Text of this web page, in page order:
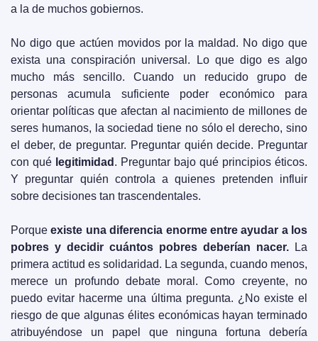
a la de muchos gobiernos.
No digo que actúen movidos por la maldad. No digo que
exista una conspiración universal. Lo que digo es algo
mucho más sencillo. Cuando un reducido grupo de
personas acumula suficiente poder económico para
orientar políticas que afectan al nacimiento de millones de
seres humanos, la sociedad tiene no sólo el derecho, sino
el deber, de preguntar. Preguntar quién decide. Preguntar
con qué legitimidad . Preguntar bajo qué principios éticos.
Y preguntar quién controla a quienes pretenden influir
sobre decisiones tan trascendentales.
Porque existe una diferencia enorme entre ayudar a los
pobres y decidir cuántos pobres deberían nacer.
La
primera actitud es solidaridad. La segunda, cuando menos,
merece un profundo debate moral. Como creyente, no
puedo evitar hacerme una última pregunta. ¿No existe el
riesgo de que algunas élites económicas hayan terminado
atribuyéndose un papel que ninguna fortuna debería